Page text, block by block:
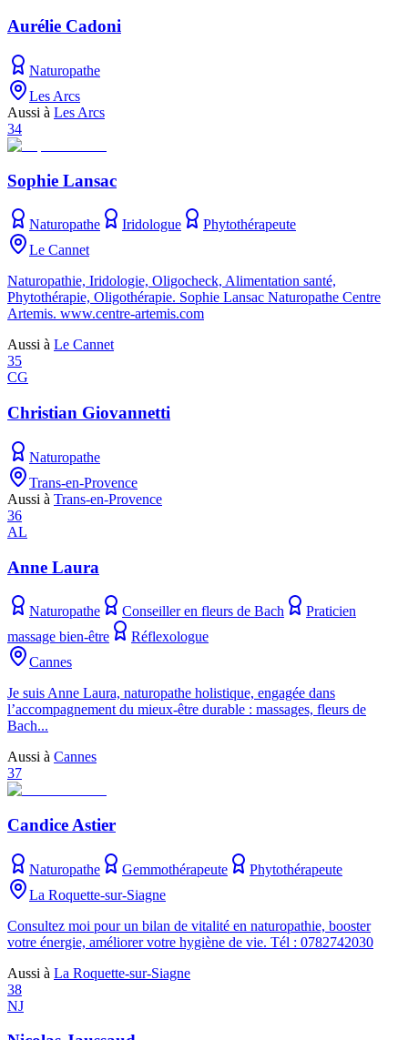
Aurélie Cadoni
Naturopathe
Les Arcs
Aussi à Les Arcs
34
Sophie Lansac
Naturopathe Iridologue
Phytothérapeute
Le Cannet
Naturopathie, Iridologie, Oligocheck, Alimentation santé,
Phytothérapie, Oligothérapie. Sophie Lansac Naturopathe Centre
Artemis. www.centre-artemis.com
Aussi à Le Cannet
35
CG
Christian Giovannetti
Naturopathe
Trans-en-Provence
Aussi à Trans-en-Provence
36
AL
Anne Laura
Naturopathe Conseiller en fleurs de Bach
Praticien
massage bien-être
Réflexologue
Cannes
Je suis Anne Laura, naturopathe holistique, engagée dans
l’accompagnement du mieux-être durable : massages, fleurs de
Bach...
Aussi à Cannes
37
Candice Astier
Naturopathe Gemmothérapeute
Phytothérapeute
La Roquette-sur-Siagne
Consultez moi pour un bilan de vitalité en naturopathie, booster
votre énergie, améliorer votre hygiène de vie. Tél : 0782742030
Aussi à La Roquette-sur-Siagne
38
NJ